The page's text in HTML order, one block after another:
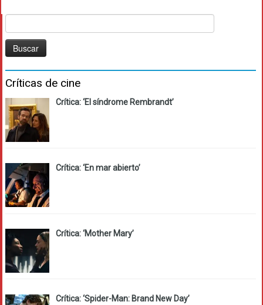
Críticas de cine
Crítica: ‘El síndrome Rembrandt’
Crítica: ‘En mar abierto’
Crítica: ‘Mother Mary’
Crítica: ‘Spider-Man: Brand New Day’